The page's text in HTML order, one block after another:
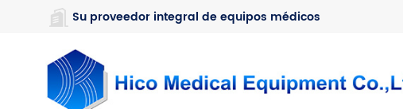
https://www.microsoft.com/en-us/microsoft-teams/log-in
Su proveedor integral de equipos médicos